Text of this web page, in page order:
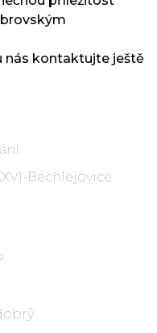
nás kontaktujte ještě
Bechlejovice